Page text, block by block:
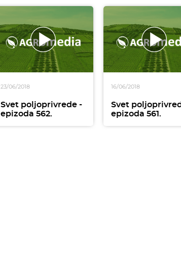
23/06/2018
Svet poljoprivrede -
epizoda 562.
16/06/2018
Svet
epizoda 561.